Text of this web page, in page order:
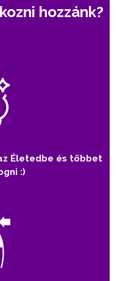
hozzánk?
Életedbe és többet
:)